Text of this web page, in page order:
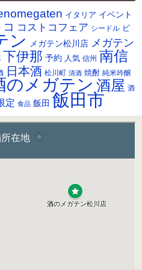
イタリア イベント
コストコフェア シードル ビ
ン メガテン松川店 メガテン
下伊那 予約 人気 信州 南信
日本酒 松川町 清酒 焼酎 純米吟醸
のメガテン 酒屋 酒
定 食品 飯田 飯田市